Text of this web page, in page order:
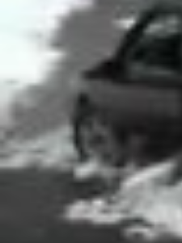
E-Mail-Adresse (optional):